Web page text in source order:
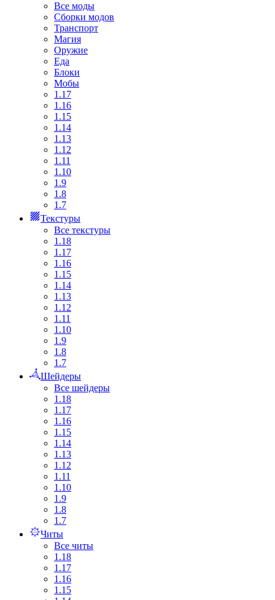
Все моды
Сборки модов
Транспорт
Магия
Оружие
Еда
Блоки
Мобы
1.17
1.16
1.15
1.14
1.13
1.12
1.11
1.10
1.9
1.8
1.7
Текстуры
Все текстуры
1.18
1.17
1.16
1.15
1.14
1.13
1.12
1.11
1.10
1.9
1.8
1.7
Шейдеры
Все шейдеры
1.18
1.17
1.16
1.15
1.14
1.13
1.12
1.11
1.10
1.9
1.8
1.7
Читы
Все читы
1.18
1.17
1.16
1.15